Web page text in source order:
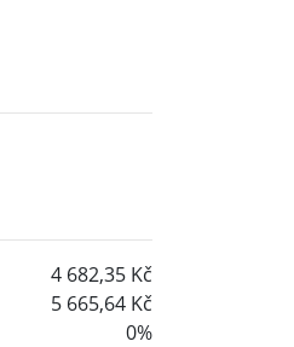
4 682,35 Kč
5 665,64 Kč
0%